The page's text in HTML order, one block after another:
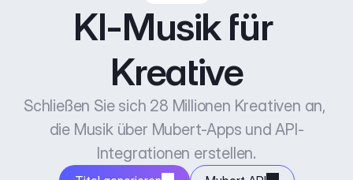
KI-Musik für
Kreative
Schließen Sie sich 28 Millionen Kreativen an,
die Musik über Mubert-Apps und API-
Integrationen erstellen.